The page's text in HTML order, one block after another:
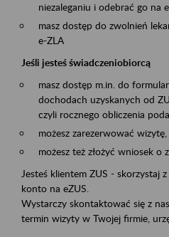
niezaleganiu i odebrać go na
masz dostęp do zwolnień
e-ZLA
Jeśli jesteś świadczeniobiorcą
masz dostęp m.in. do
dochodach uzyskanych od
czyli rocznego obliczenia
możesz zarezerwować wizytę,
możesz też złożyć wniosek o
Jesteś klientem ZUS - skorzystaj
konto na eZUS.
Wystarczy skontaktować się z
termin wizyty w Twojej firmie,